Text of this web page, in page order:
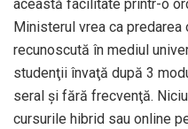
această facilitate printr-o
Ministerul vrea ca
recunoscută în mediul
studenţii învaţă după 3
seral şi fără frecvenţă.
cursurile hibrid sau online